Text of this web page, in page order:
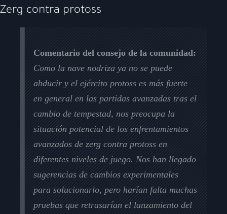
Zerg contra protoss
Comentario del consejo de la comunidad:
Como la nave nodriza ya no se puede
abducir y el ejército protoss es más fuerte
en general en las partidas avanzadas tras el
cambio de tempestad, nos preocupa la
situación potencial de los enfrentamientos
avanzados de zerg contra protoss en
diferentes niveles de juego. Nos han llegado
sugerencias de cambios experimentales
para solucionarlo, pero harían falta muchas
pruebas que retrasarían el lanzamiento del